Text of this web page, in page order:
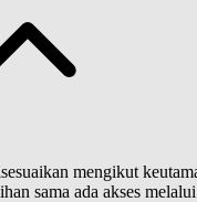
mengikut
sama ada akses